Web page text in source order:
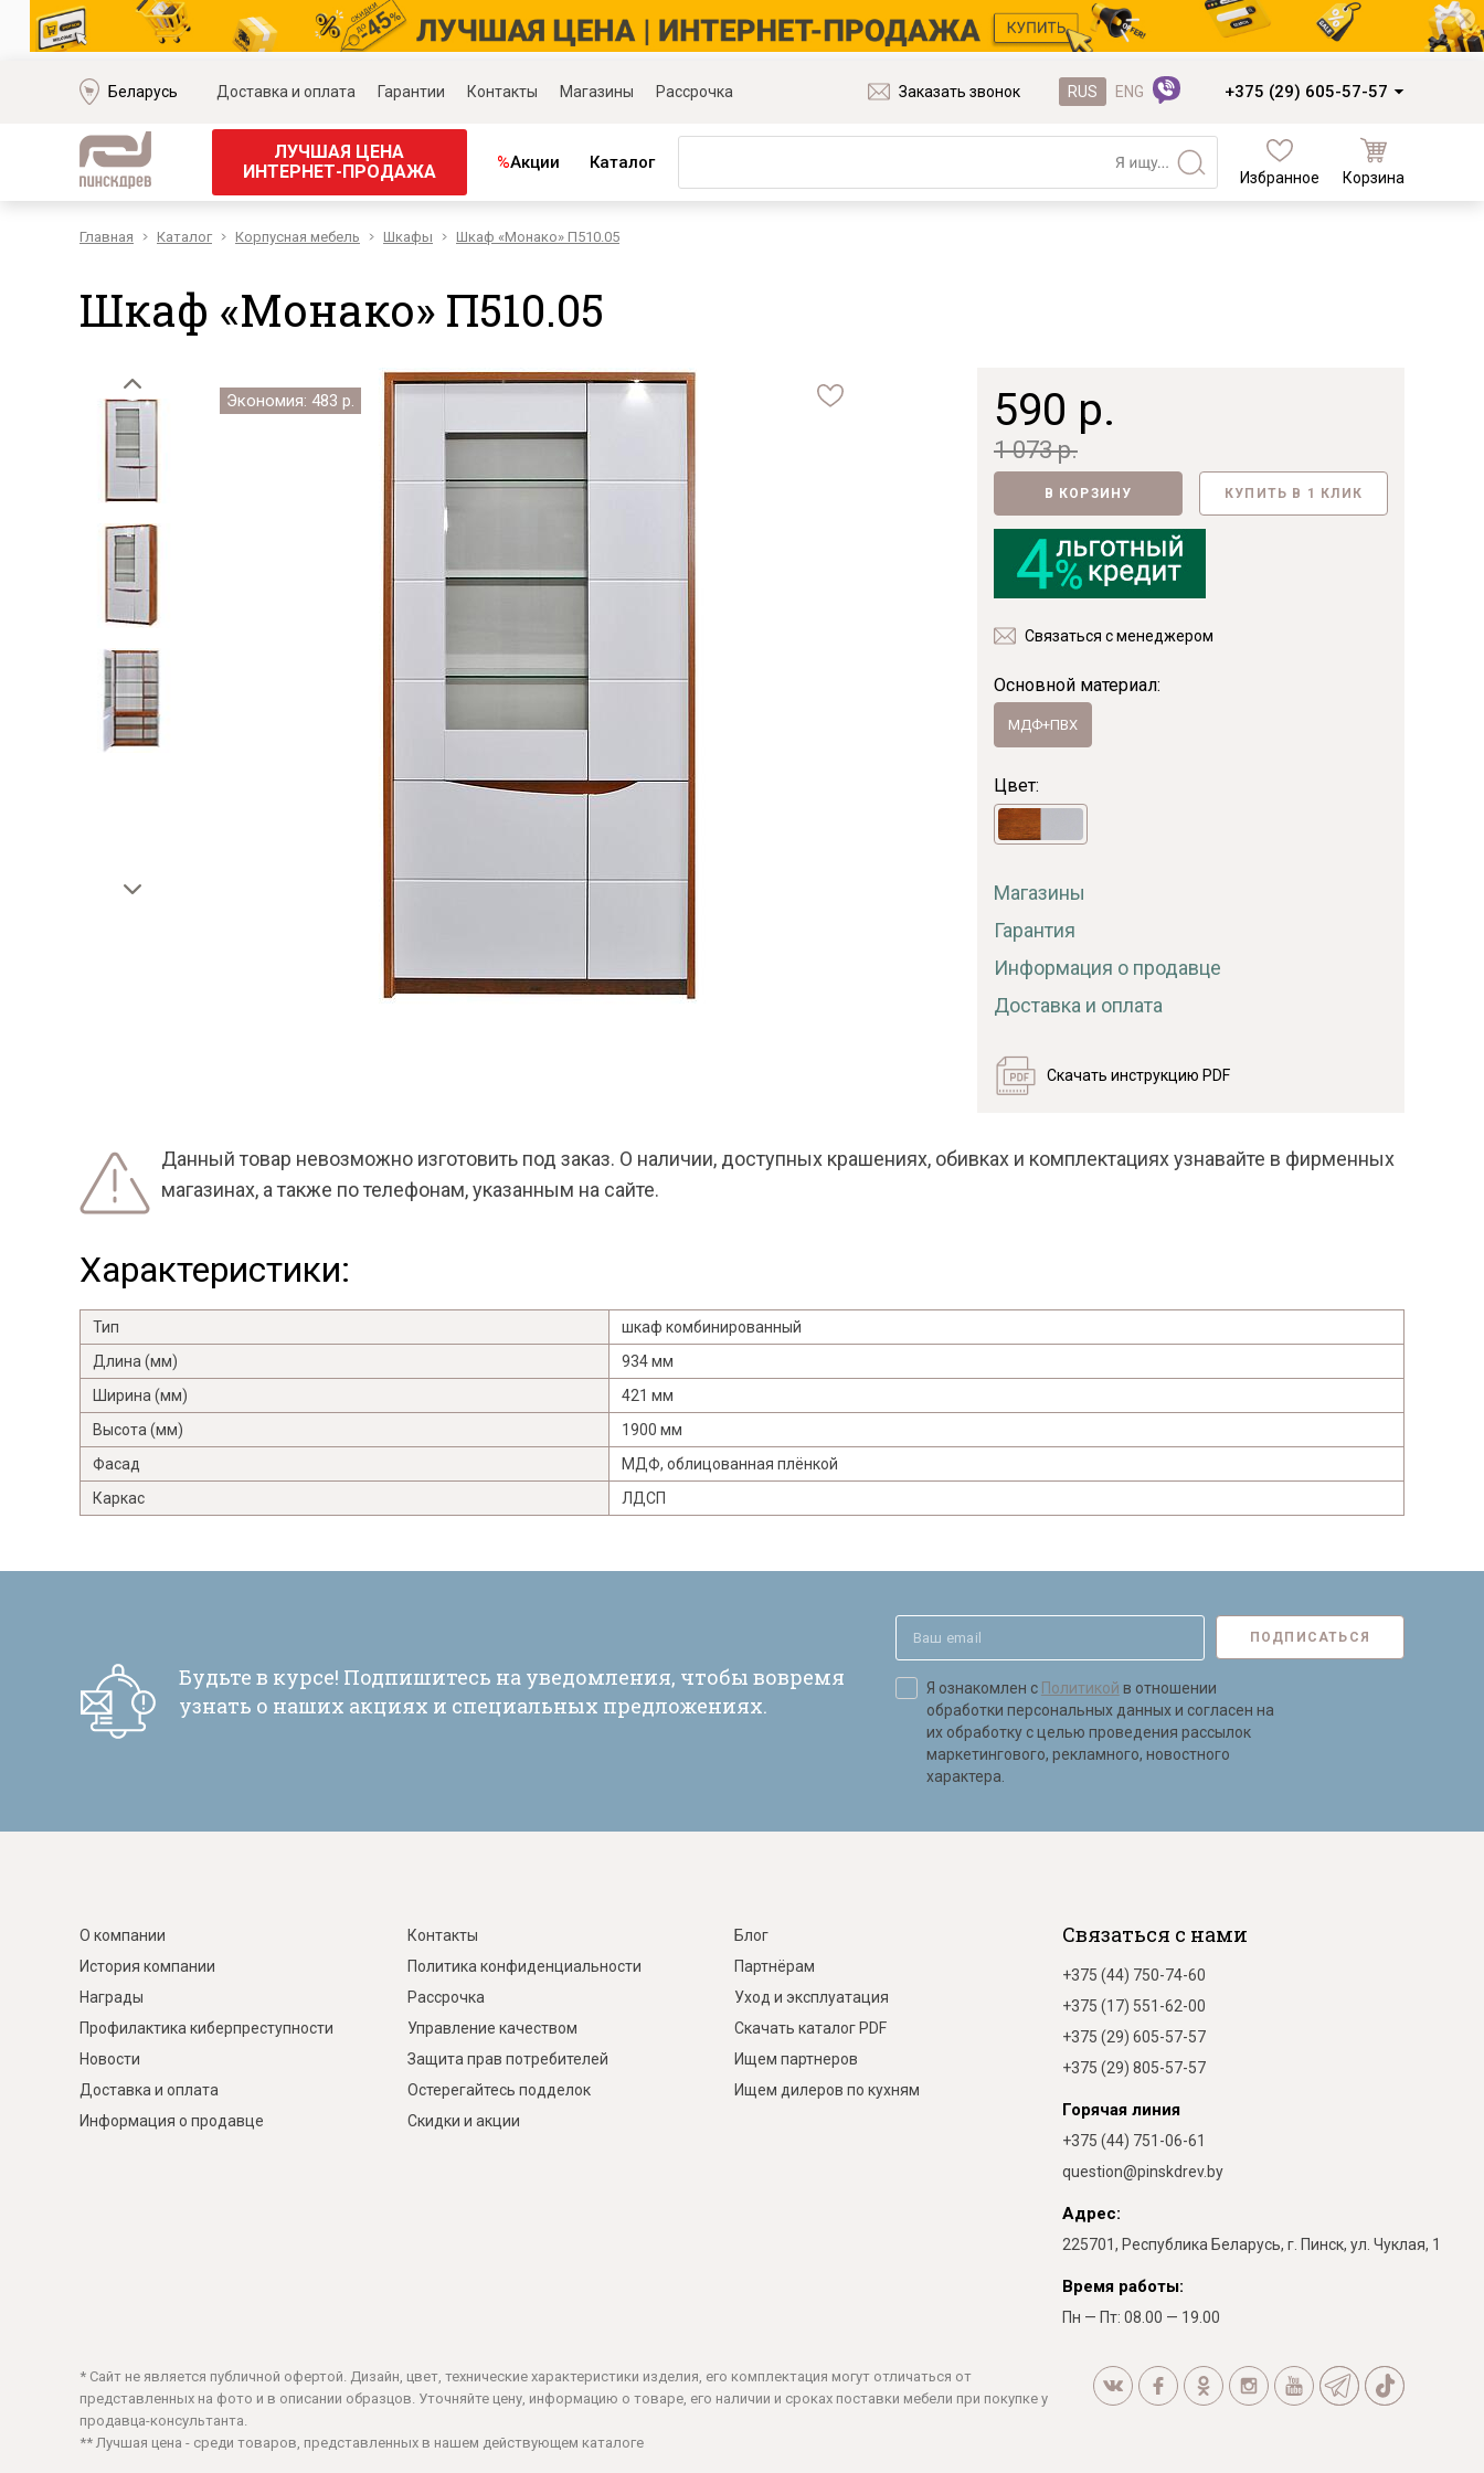
Я ознакомлен сПолитикойв отношении
обработки персональных данных и
согласен на их обработку.
Беларусь Доставка и оплата Гарантии Контакты Магазины Рассрочка Заказать звонок RUS ENG +375 (29) 605-57-57
ЛУЧШАЯ ЦЕНА
ИНТЕРНЕТ-ПРОДАЖА
%Акции Каталог
Мягкая мебель
Модульные диваны
Диваны «Премиум»
Кожаные диваны
Угловые диваны
Прямые диваны
Кресла
Тахты
Кушетки/Мини диваны
Банкетки
Мягкие кровати
Корпусная мебель
Наборы для спальни
Наборы для кабинета
Обеденные группы
Тумбы и комоды
Стулья
Зеркала, полки, вешалки, подставки
Подушки
Наполнение кухонь
Фанера
Пиломатериалы
Гнутоклееные детали
Топливные брикеты
Щепа древесная
Прочая продукция
Избранное Корзина
Главная Каталог Корпусная мебель Шкафы Шкаф «Монако» П510.05
Шкаф «Монако» П510.05
Экономия: 483 р. 590 р.
1 073 р.
В КОРЗИНУ КУПИТЬ В 1 КЛИК
Связаться с менеджером
Основной материал:
МДФ+ПВХ
Цвет:
Магазины
Гарантия
Информация о продавце
Доставка и оплата
Скачать инструкцию PDF
Данный товар невозможно изготовить под заказ. О наличии, доступных крашениях, обивках и комплектациях узнавайте в фирменных
магазинах, а также по телефонам, указанным на сайте.
Характеристики:
Тип
шкаф комбинированный
Длина (мм)
934 мм
Ширина (мм)
421 мм
Высота (мм)
1900 мм
Фасад
МДФ, облицованная плёнкой
Каркас
ЛДСП
Будьте в курсе! Подпишитесь на уведомления, чтобы вовремя
узнать о наших акциях и специальных предложениях.
ПОДПИСАТЬСЯ
Я ознакомлен с Политикой в отношении
обработки персональных данных и согласен на
их обработку с целью проведения рассылок
маркетингового, рекламного, новостного
характера.
О компании
История компании
Награды
Профилактика киберпреступности
Новости
Доставка и оплата
Информация о продавце
Контакты
Политика конфиденциальности
Рассрочка
Управление качеством
Защита прав потребителей
Остерегайтесь подделок
Скидки и акции
Блог
Партнёрам
Уход и эксплуатация
Скачать каталог PDF
Ищем партнеров
Ищем дилеров по кухням
Связаться с нами
+375 (44) 750-74-60
+375 (17) 551-62-00
+375 (29) 605-57-57
+375 (29) 805-57-57
Горячая линия
+375 (44) 751-06-61
question@pinskdrev.by
Адрес:
225701, Республика Беларусь, г. Пинск, ул. Чуклая, 1
Время работы:
Пн — Пт: 08.00 — 19.00
* Сайт не является публичной офертой. Дизайн, цвет, технические характеристики изделия, его комплектация могут отличаться от
представленных на фото и в описании образцов. Уточняйте цену, информацию о товаре, его наличии и сроках поставки мебели при покупке у
продавца-консультанта.
** Лучшая цена - среди товаров, представленных в нашем действующем каталоге